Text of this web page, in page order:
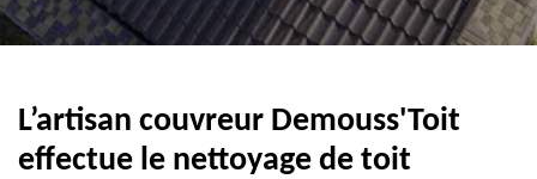
L’artisan couvreur Demouss'Toit
effectue le nettoyage de toit